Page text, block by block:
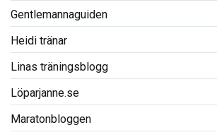
Gentlemannaguiden
Heidi tränar
Linas träningsblogg
Löparjanne.se
Maratonbloggen